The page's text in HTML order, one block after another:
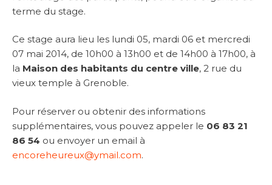
terme du stage.
Ce stage aura lieu les lundi 05, mardi 06 et mercredi
07 mai 2014, de 10h00 à 13h00 et de 14h00 à 17h00, à
la Maison des habitants du centre ville, 2 rue du
vieux temple à Grenoble.
Pour réserver ou obtenir des informations
supplémentaires, vous pouvez appeler le 06 83 21
86 54 ou envoyer un email à
encoreheureux@ymail.com.